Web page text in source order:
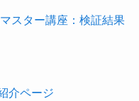
スター講座：検証結果
介ページ